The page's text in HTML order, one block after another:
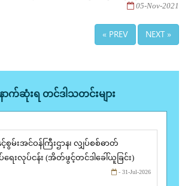
05-Nov-2021
« PREV NEXT »
ာက်ဆုံးရ တင်ဒါသတင်းများ
စွမ်းအင်ဝန်ကြီးဌာန၊ လျှပ်စစ်ဓာတ်
းလုပ်ငန်း (အိတ်ဖွင့်တင်ဒါခေါ်ယူခြင်း)
- 31-Jul-2026